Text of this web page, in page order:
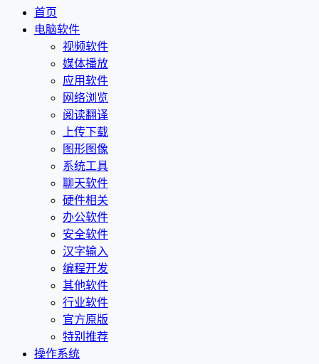
首页
电脑软件
视频软件
媒体播放
应用软件
网络浏览
阅读翻译
上传下载
图形图像
系统工具
聊天软件
硬件相关
办公软件
安全软件
汉字输入
编程开发
其他软件
行业软件
官方原版
特别推荐
操作系统